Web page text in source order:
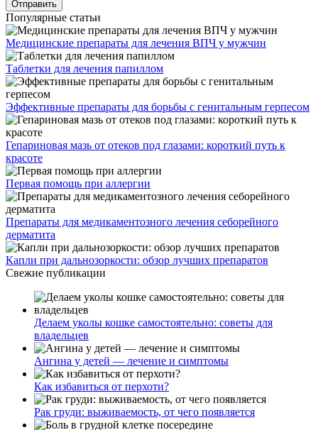
Популярные статьи
Медицинские препараты для лечения ВПЧ у мужчин
Таблетки для лечения папиллом
Эффективные препараты для борьбы с генитальным герпесом
Гепариновая мазь от отеков под глазами: короткий путь к
красоте
Первая помощь при аллергии
Препараты для медикаментозного лечения себорейного
дерматита
Капли при дальнозоркости: обзор лучших препаратов
Свежие публикации
Делаем уколы кошке самостоятельно: советы для
владельцев
Ангина у детей — лечение и симптомы
Как избавиться от перхоти?
Рак груди: выживаемость, от чего появляется